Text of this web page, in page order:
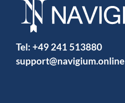
Tel: +49 241 513880
support@navigium.online